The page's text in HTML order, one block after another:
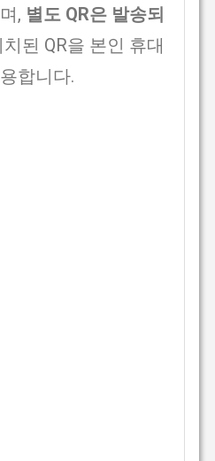
, 별도 QR은 발송되
된 QR을 본인 휴대
합니다.